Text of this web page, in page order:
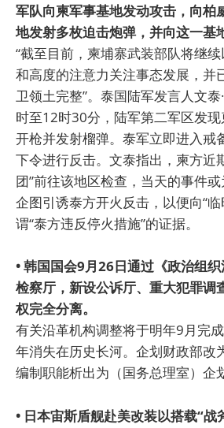
军队向柬军事基地发动攻击，向柏
地发射多枚迫击炮弹，并向这一基
“截至目前，柬埔寨武装部队将继
和高度的注意力关注事态发展，并
卫领土完整”。泰国陆军发言人文
时至12时30分，陆军第二军区发
开枪并发射榴弹。泰军立即进入戒
下令进行反击。文泰指出，柬方近
团”前往该地区检查，当天的事件或
企图引诱泰方开火反击，以便向“
谓“泰方违反停火措施”的证据。
• 韩国国会9月26日通过《政治组
检察厅，新设公诉厅、重大犯罪调
权完全分离。
有关沿革机构调整将于明年9月完
年消失在历史长河。企划财政部改
编制职能析出为（国务总理室）企
• 日本宙斯盾舰赴美改装以搭载“战